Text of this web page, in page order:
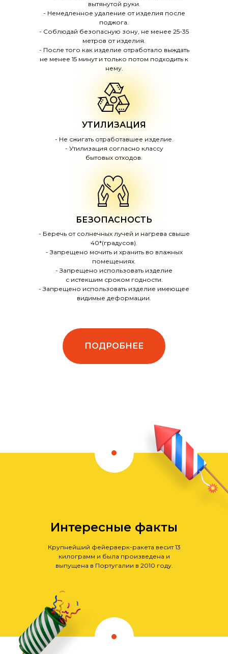
УТИЛИЗАЦИЯ
БЕЗОПАСНОСТЬ
- Не сжигать отработавшее изделие.
- Утилизация согласно классу
бытовых отходов.
- Беречь от солнечных лучей и нагрева свыше
40*(градусов).
- Запрещено мочить и хранить во влажных
помещениях.
- Запрещено использовать изделие
с истекшим сроком годности.
- Запрещено использовать изделие имеющее
видимые деформации.
вытянутой руки.
- Немедленное удаление от изделия после
поджога.
- Соблюдай безопасную зону, не менее 25-35
метров от изделия.
- После того как изделие отработало выждать
не менее 15 минут и только потом подходить к
нему.
ПОДРОБНЕЕ
Крупнейший фейерверк-ракета весит 13
килограмм и была произведена и
выпущена в Португалии в 2010 году.
Интересные факты